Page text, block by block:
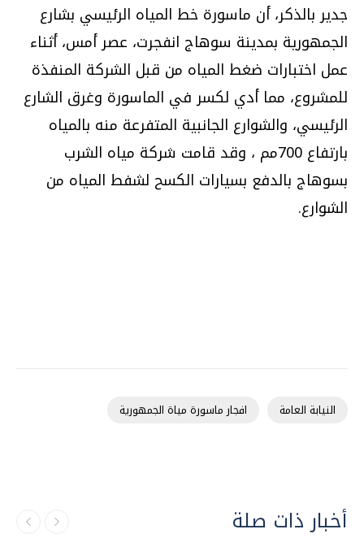
جدير بالذكر، أن ماسورة خط المياه الرئيسي بشارع
الجمهورية بمدينة سوهاج انفجرت، عصر أمس، أثناء
عمل اختبارات ضغط المياه من قبل الشركة المنفذة
للمشروع، مما أدي لكسر في الماسورة وغرق الشارع
الرئيسي، والشوارع الجانبية المتفرعة منه بالمياه
بارتفاع 700مم ، وقد قامت شركة مياه الشرب
بسوهاج بالدفع بسيارات الكسح لشفط المياه من
الشوارع.
النيابة العامة افجار ماسورة مياة الجمهورية
أخبار ذات صلة